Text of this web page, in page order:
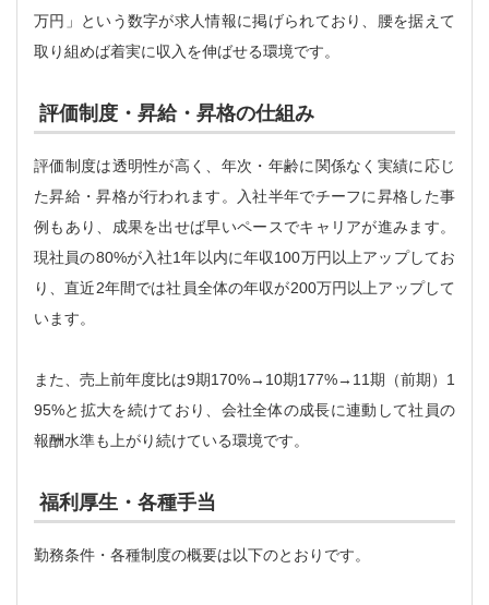
万円」という数字が求人情報に掲げられており、腰を据えて
取り組めば着実に収入を伸ばせる環境です。
評価制度・昇給・昇格の仕組み
評価制度は透明性が高く、年次・年齢に関係なく実績に応じ
た昇給・昇格が行われます。入社半年でチーフに昇格した事
例もあり、成果を出せば早いペースでキャリアが進みます。
現社員の80%が入社1年以内に年収100万円以上アップしてお
り、直近2年間では社員全体の年収が200万円以上アップして
います。
また、売上前年度比は9期170%→10期177%→11期（前期）1
95%と拡大を続けており、会社全体の成長に連動して社員の
報酬水準も上がり続けている環境です。
福利厚生・各種手当
勤務条件・各種制度の概要は以下のとおりです。